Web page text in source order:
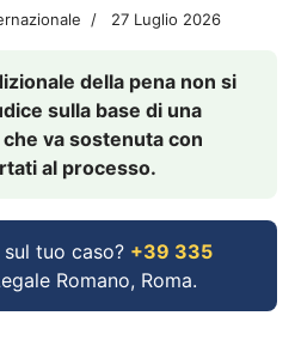
27 Luglio 2026
della pena non si
sulla base di una
va sostenuta con
al processo.
tuo caso? +39 335
Romano, Roma.